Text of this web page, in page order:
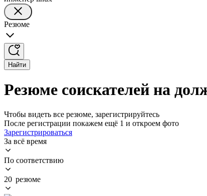
Резюме
Найти
Резюме соискателей на
Чтобы видеть все резюме, зарегистрируйтесь
После регистрации покажем ещё 1 и откроем фото
Зарегистрироваться
За всё время
По соответствию
20 резюме